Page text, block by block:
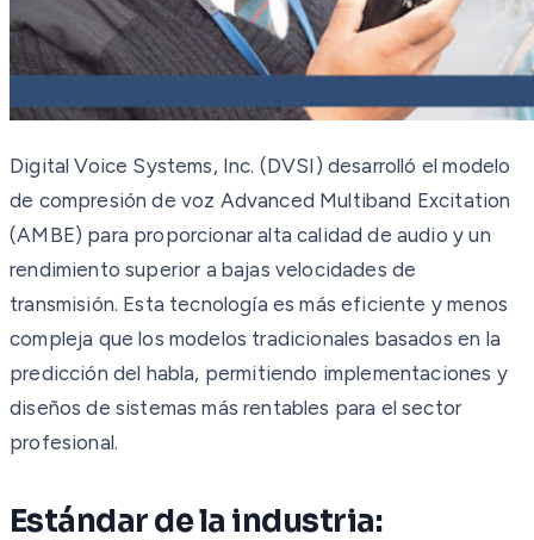
Digital Voice Systems, Inc. (DVSI) desarrolló el modelo
de compresión de voz Advanced Multiband Excitation
(AMBE) para proporcionar alta calidad de audio y un
rendimiento superior a bajas velocidades de
transmisión. Esta tecnología es más eficiente y menos
compleja que los modelos tradicionales basados en la
predicción del habla, permitiendo implementaciones y
diseños de sistemas más rentables para el sector
profesional.
Estándar de la industria: